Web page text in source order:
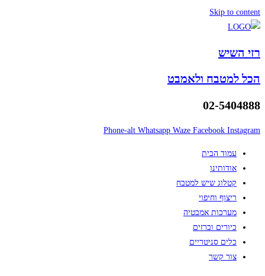
Skip to content
רזי השיש
הכל למטבח ולאמבט
02-5404888
Phone-alt Whatsapp Waze Facebook Instagram
עמוד הבית
אודותינו
קטלוג שיש למטבח
ריצוף וחיפוי
מערכות אמבטיה
כיורים וברזים
כלים סניטריים
צור קשר